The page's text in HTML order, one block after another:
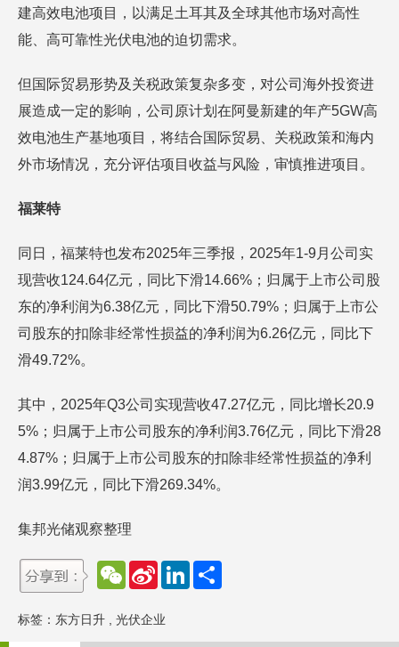
建高效电池项目，以满足土耳其及全球其他市场对高性
能、高可靠性光伏电池的迫切需求。
但国际贸易形势及关税政策复杂多变，对公司海外投资进
展造成一定的影响，公司原计划在阿曼新建的年产5GW高
效电池生产基地项目，将结合国际贸易、关税政策和海内
外市场情况，充分评估项目收益与风险，审慎推进项目。
福莱特
同日，福莱特也发布2025年三季报，2025年1-9月公司实
现营收124.64亿元，同比下滑14.66%；归属于上市公司股
东的净利润为6.38亿元，同比下滑50.79%；归属于上市公
司股东的扣除非经常性损益的净利润为6.26亿元，同比下
滑49.72%。
其中，2025年Q3公司实现营收47.27亿元，同比增长20.9
5%；归属于上市公司股东的净利润3.76亿元，同比下滑28
4.87%；归属于上市公司股东的扣除非经常性损益的净利
润3.99亿元，同比下滑269.34%。
集邦光储观察整理
W
e
a
t
S
a
W
e
L
d
标签： 东方日升 光伏企业